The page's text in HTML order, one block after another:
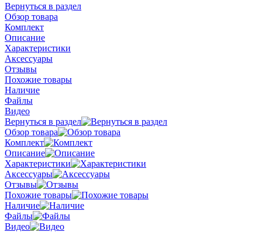
Вернуться в раздел
Обзор товара
Комплект
Описание
Характеристики
Аксессуары
Отзывы
Похожие товары
Наличие
Файлы
Видео
Вернуться в раздел
Обзор товара
Комплект
Описание
Характеристики
Аксессуары
Отзывы
Похожие товары
Наличие
Файлы
Видео